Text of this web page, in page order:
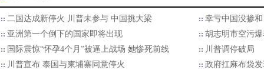
二国达成新停火 川普未参与 中国挑大梁
幸亏中国没掺和
亚洲第一个倒下的国家即将出现
胡志明市空污
国际震惊“怀孕4个月”被逼上战场 她惨死前线
川普调停破局
川普宣布 泰国与柬埔寨同意停火
政府扛麻布袋